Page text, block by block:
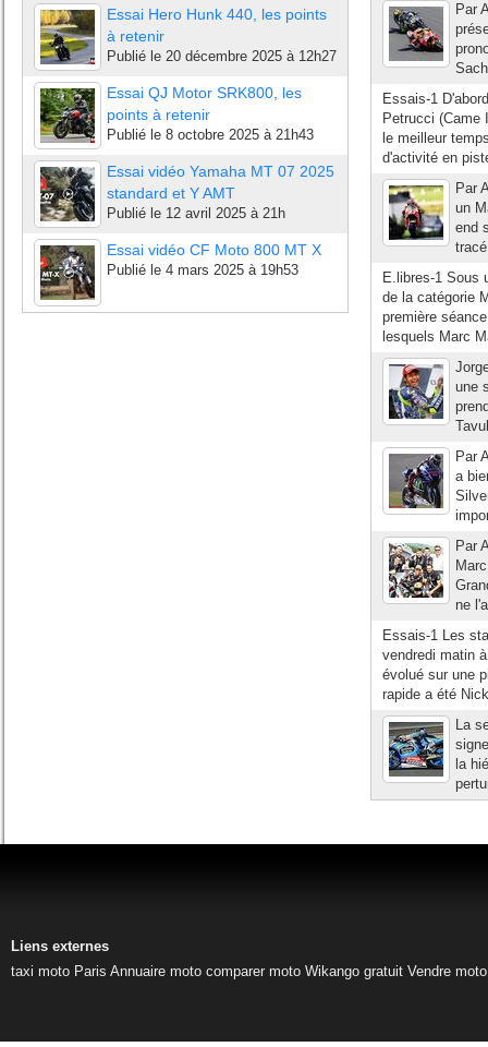
Essai Hero Hunk 440, les points
à retenir
Publié le 20 décembre 2025 à 12h27
Essai QJ Motor SRK800, les
points à retenir
Publié le 8 octobre 2025 à 21h43
Essai vidéo Yamaha MT 07 2025
standard et Y AMT
Publié le 12 avril 2025 à 21h
Essai vidéo CF Moto 800 MT X
Publié le 4 mars 2025 à 19h53
Par
Essais-1
Petrucci (Came
le meilleur
d'activité en
Par
un
end
E.libres-1 Sous
de la catégorie
première
lesquels Marc
une
Par
a
Par
ne
Essais-1 Les
vendredi matin
évolué sur une
rapide a été
La
la
Liens externes
taxi moto Paris Annuaire moto comparer moto Wikango gratuit Vendre moto